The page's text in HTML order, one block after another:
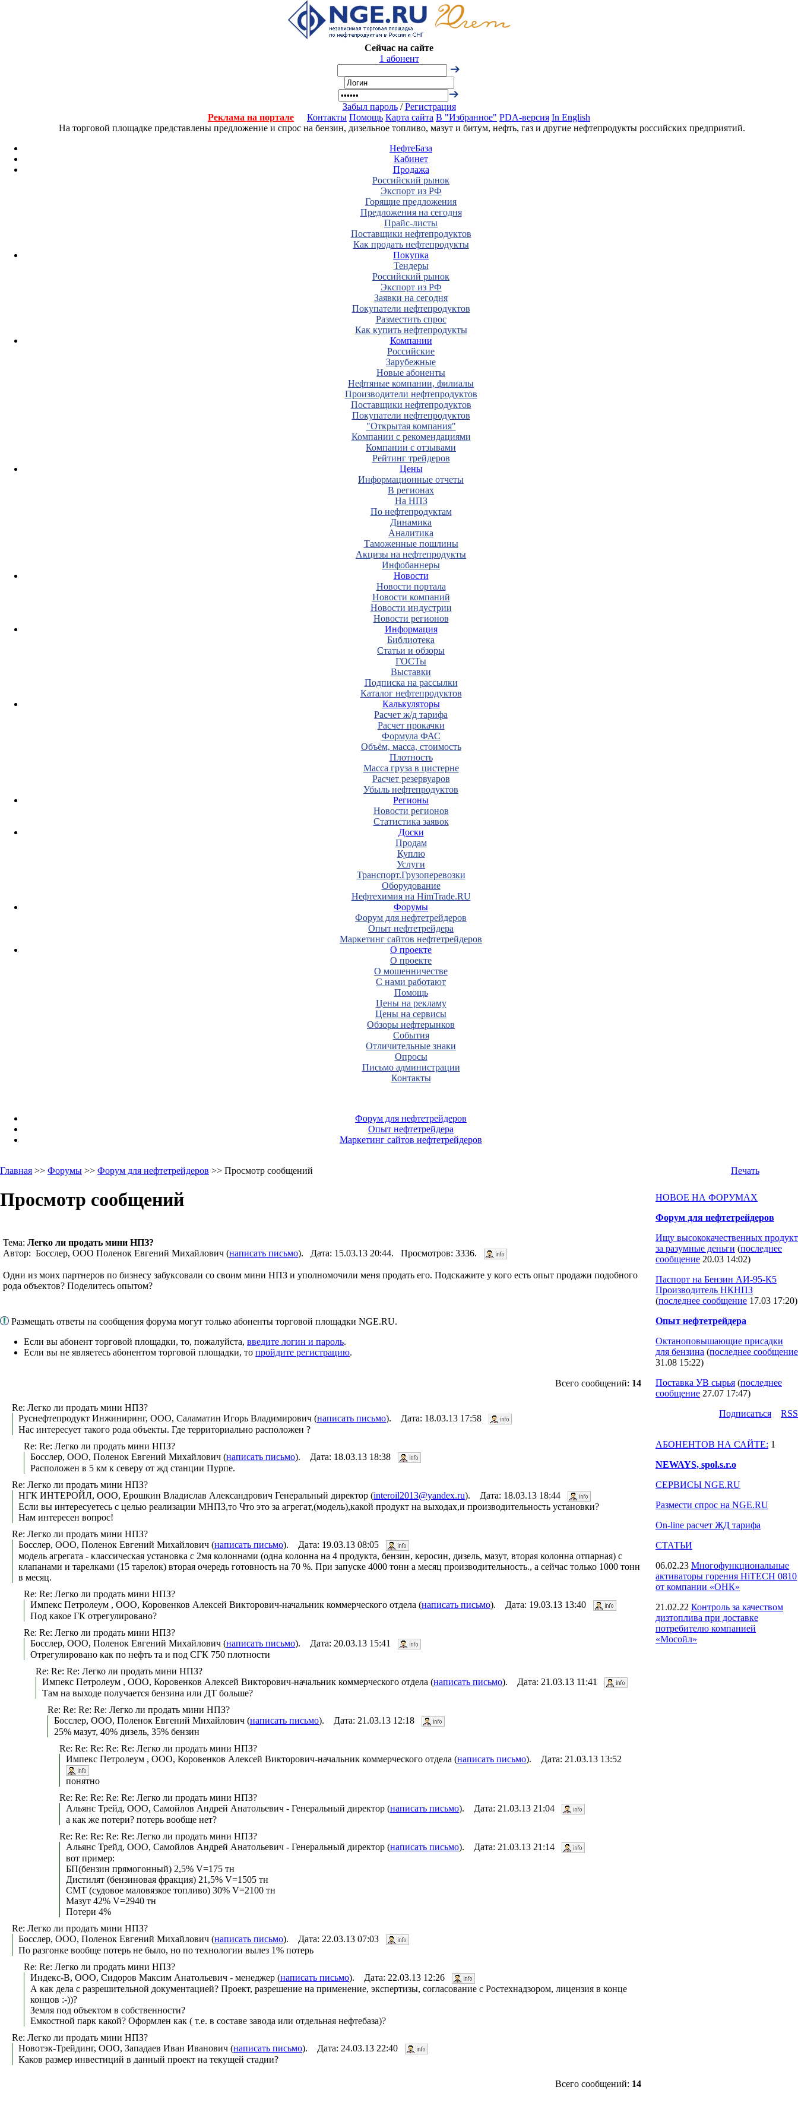
Сейчас на сайте
1 абонент
Забыл пароль/Регистрация
Реклама на портале
Контакты Помощь Карта сайта В "Избранное" PDA-версия In English
На торговой площадке представлены предложение и спрос на бензин, дизельное топливо, мазут и битум, нефть, газ и другие нефтепродукты российских предприятий.
НефтеБаза
Кабинет
Продажа
Российский рынок
Экспорт из РФ
Горящие предложения
Предложения на сегодня
Прайс-листы
Поставщики нефтепродуктов
Как продать нефтепродукты
Покупка
Тендеры
Российский рынок
Экспорт из РФ
Заявки на сегодня
Покупатели нефтепродуктов
Разместить спрос
Как купить нефтепродукты
Компании
Российские
Зарубежные
Новые абоненты
Нефтяные компании, филиалы
Производители нефтепродуктов
Поставщики нефтепродуктов
Покупатели нефтепродуктов
"Открытая компания"
Компании с рекомендациями
Компании с отзывами
Рейтинг трейдеров
Цены
Информационные отчеты
В регионах
На НПЗ
По нефтепродуктам
Динамика
Аналитика
Таможенные пошлины
Акцизы на нефтепродукты
Инфобаннеры
Новости
Новости портала
Новости компаний
Новости индустрии
Новости регионов
Информация
Библиотека
Статьи и обзоры
ГОСТы
Выставки
Подписка на рассылки
Каталог нефтепродуктов
Калькуляторы
Расчет ж/д тарифа
Расчет прокачки
Формула ФАС
Объём, масса, стоимость
Плотность
Масса груза в цистерне
Расчет резервуаров
Убыль нефтепродуктов
Регионы
Новости регионов
Статистика заявок
Доски
Продам
Куплю
Услуги
Транспорт.Грузоперевозки
Оборудование
Нефтехимия на HimTrade.RU
Форумы
Форум для нефтетрейдеров
Опыт нефтетрейдера
Маркетинг сайтов нефтетрейдеров
О проекте
О проекте
О мошенничестве
С нами работают
Помощь
Цены на рекламу
Цены на сервисы
Обзоры нефтерынков
События
Отличительные знаки
Опросы
Письмо администрации
Контакты
Форум для нефтетрейдеров
Опыт нефтетрейдера
Маркетинг сайтов нефтетрейдеров
Главная >> Форумы >> Форум для нефтетрейдеров >> Просмотр сообщений Печать
Просмотр сообщений
Тема: Легко ли продать мини НПЗ?
Автор: Босслер, ООО Поленок Евгений Михайлович (написать письмо). Дата: 15.03.13 20:44. Просмотров: 3336.
Одни из моих партнеров по бизнесу забуксовали со своим мини НПЗ и уполномочили меня продать его. Подскажите у кого есть опыт продажи подобного
рода объектов? Поделитесь опытом?
Размещать ответы на сообщения форума могут только абоненты торговой площадки NGE.RU.
Если вы абонент торговой площадки, то, пожалуйста, введите логин и пароль.
Если вы не являетесь абонентом торговой площадки, то пройдите регистрацию.
Всего сообщений: 14
Re: Легко ли продать мини НПЗ?
Руснефтепродукт Инжиниринг, ООО, Саламатин Игорь Владимирович (написать письмо). Дата: 18.03.13 17:58
Нас интересует такого рода объекты. Где территориально расположен ?
Re: Re: Легко ли продать мини НПЗ?
Босслер, ООО, Поленок Евгений Михайлович (написать письмо). Дата: 18.03.13 18:38
Расположен в 5 км к северу от жд станции Пурпе.
Re: Легко ли продать мини НПЗ?
НГК ИНТЕРОЙЛ, ООО, Ерошкин Владислав Александрович Генеральный директор (interoil2013@yandex.ru). Дата: 18.03.13 18:44
Если вы интересуетесь с целью реализации МНПЗ,то Что это за агрегат,(модель),какой продукт на выходах,и производительность установки?
Нам интересен вопрос!
Re: Легко ли продать мини НПЗ?
Босслер, ООО, Поленок Евгений Михайлович (написать письмо). Дата: 19.03.13 08:05
модель агрегата - классическая установка с 2мя колоннами (одна колонна на 4 продукта, бензин, керосин, дизель, мазут, вторая колонна отпарная) с
клапанами и тарелками (15 тарелок) вторая очередь готовность на 70 %. При запуске 4000 тонн а месяц производительность., а сейчас только 1000 тонн
в месяц.
Re: Re: Легко ли продать мини НПЗ?
Импекс Петролеум , ООО, Коровенков Алексей Викторович-начальник коммерческого отдела (написать письмо). Дата: 19.03.13 13:40
Под какое ГК отрегулировано?
Re: Re: Легко ли продать мини НПЗ?
Босслер, ООО, Поленок Евгений Михайлович (написать письмо). Дата: 20.03.13 15:41
Отрегулировано как по нефть та и под СГК 750 плотности
Re: Re: Re: Легко ли продать мини НПЗ?
Импекс Петролеум , ООО, Коровенков Алексей Викторович-начальник коммерческого отдела (написать письмо). Дата: 21.03.13 11:41
Там на выходе получается бензина или ДТ больше?
Re: Re: Re: Re: Легко ли продать мини НПЗ?
Босслер, ООО, Поленок Евгений Михайлович (написать письмо). Дата: 21.03.13 12:18
25% мазут, 40% дизель, 35% бензин
Re: Re: Re: Re: Re: Легко ли продать мини НПЗ?
Импекс Петролеум , ООО, Коровенков Алексей Викторович-начальник коммерческого отдела (написать письмо). Дата: 21.03.13 13:52
понятно
Re: Re: Re: Re: Re: Легко ли продать мини НПЗ?
Альянс Трейд, ООО, Самойлов Андрей Анатольевич - Генеральный директор (написать письмо). Дата: 21.03.13 21:04
а как же потери? потерь вообще нет?
Re: Re: Re: Re: Re: Легко ли продать мини НПЗ?
Альянс Трейд, ООО, Самойлов Андрей Анатольевич - Генеральный директор (написать письмо). Дата: 21.03.13 21:14
вот пример:
БП(бензин прямогонный) 2,5% V=175 тн
Дистилят (бензиновая фракция) 21,5% V=1505 тн
СМТ (судовое маловязкое топливо) 30% V=2100 тн
Мазут 42% V=2940 тн
Потери 4%
Re: Легко ли продать мини НПЗ?
Босслер, ООО, Поленок Евгений Михайлович (написать письмо). Дата: 22.03.13 07:03
По разгонке вообще потерь не было, но по технологии вылез 1% потерь
Re: Re: Легко ли продать мини НПЗ?
Индекс-В, ООО, Сидоров Максим Анатольевич - менеджер (написать письмо). Дата: 22.03.13 12:26
А как дела с разрешительной документацией? Проект, разрешение на применение, экспертизы, согласование с Ростехнадзором, лицензия в конце
концов :-))?
Земля под объектом в собственности?
Емкостной парк какой? Оформлен как ( т.е. в составе завода или отдельная нефтебаза)?
Re: Легко ли продать мини НПЗ?
Новотэк-Трейдинг, ООО, Западаев Иван Иванович (написать письмо). Дата: 24.03.13 22:40
Каков размер инвестиций в данный проект на текущей стадии?
Всего сообщений: 14
НОВОЕ НА ФОРУМАХ
Форум для нефтетрейдеров
Ищу высококачественных продукт
за разумные деньги (последнее
сообщение 20.03 14:02)
Паспорт на Бензин АИ-95-К5
Производитель НКНПЗ
(последнее сообщение 17.03 17:20)
Опыт нефтетрейдера
Октаноповышающие присадки
для бензина (последнее сообщение
31.08 15:22)
Поставка УВ сырья (последнее
сообщение 27.07 17:47)
Подпиcаться
RSS
АБОНЕНТОВ НА САЙТЕ: 1
NEWAYS, spol.s.r.o
СЕРВИСЫ NGE.RU
Размести спрос на NGE.RU
On-line расчет ЖД тарифа
СТАТЬИ
06.02.23 Многофункциональные
активаторы горения HiTECH 0810
от компании «ОНК»
21.02.22 Контроль за качеством
дизтоплива при доставке
потребителю компанией
«Мосойл»